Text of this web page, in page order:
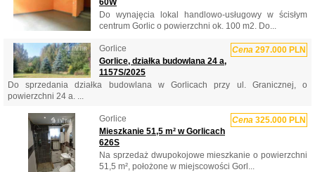
60W
Do wynajęcia lokal handlowo-usługowy w ścisłym
centrum Gorlic o powierzchni ok. 100 m2. Do...
Gorlice Cena 297.000 PLN
Gorlice, działka budowlana 24 a,
1157S/2025
Do sprzedania działka budowlana w Gorlicach przy ul. Granicznej, o
powierzchni 24 a. ...
Gorlice Cena 325.000 PLN
Mieszkanie 51,5 m² w Gorlicach
626S
Na sprzedaż dwupokojowe mieszkanie o powierzchni
51,5 m², położone w miejscowości Gorl...